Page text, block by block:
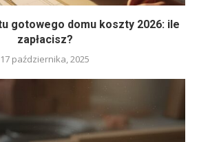
gotowego domu koszty 2026: ile
zapłacisz?
17 października, 2025